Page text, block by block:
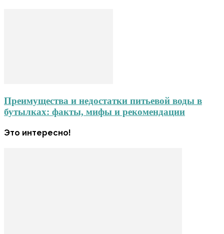
Преимущества и недостатки питьевой воды в
бутылках: факты, мифы и рекомендации
Это интересно!